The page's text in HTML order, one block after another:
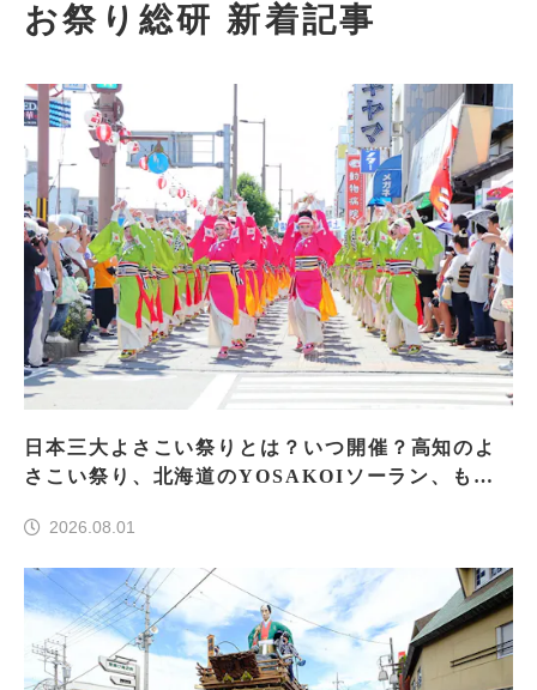
お祭り総研 新着記事
日本三大よさこい祭りとは？いつ開催？高知のよ
さこい祭り、北海道のYOSAKOIソーラン、もう
2026.08.01